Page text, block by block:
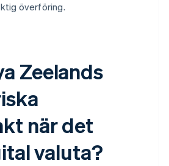
överföring.
Zeelands
när det
valuta?